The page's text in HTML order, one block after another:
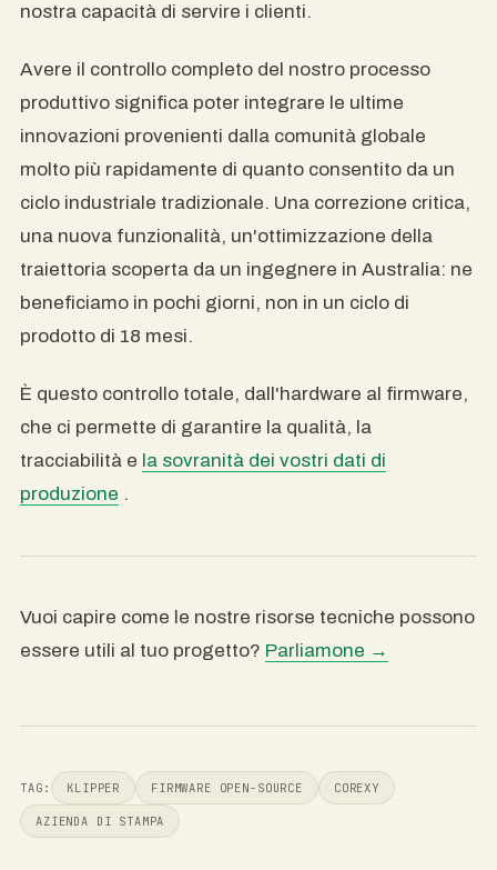
nostra capacità di servire i clienti.
Avere il controllo completo del nostro processo
produttivo significa poter integrare le ultime
innovazioni provenienti dalla comunità globale
molto più rapidamente di quanto consentito da un
ciclo industriale tradizionale. Una correzione critica,
una nuova funzionalità, un'ottimizzazione della
traiettoria scoperta da un ingegnere in Australia: ne
beneficiamo in pochi giorni, non in un ciclo di
prodotto di 18 mesi.
È questo controllo totale, dall'hardware al firmware,
che ci permette di garantire la qualità, la
tracciabilità e la sovranità dei vostri dati di
produzione .
Vuoi capire come le nostre risorse tecniche possono
essere utili al tuo progetto? Parliamone →
TAG: KLIPPER FIRMWARE OPEN-SOURCE COREXY
AZIENDA DI STAMPA